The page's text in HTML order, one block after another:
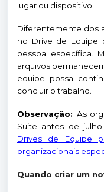
lugar ou dispositivo.
Diferentemente dos
no Drive de Equipe
pessoa específica.
arquivos
equipe possa
concluir o trabalho.
Observação: As
Suite antes de
Drives de Equipe
organizacionais
Quando criar um